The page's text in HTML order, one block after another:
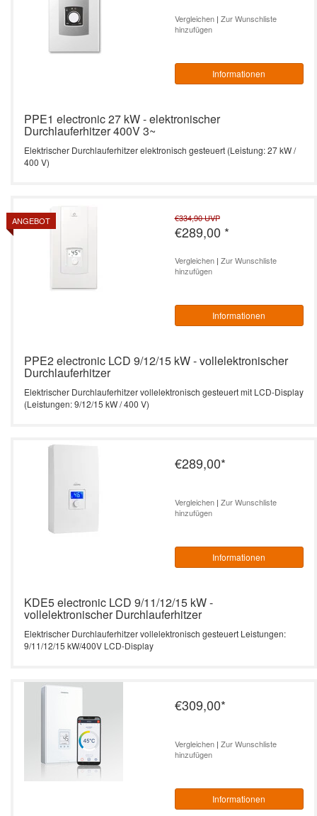
Vergleichen| Zur Wunschliste
hinzufügen
Informationen
PPE1 electronic 27 kW - elektronischer
Durchlauferhitzer 400V 3~
Elektrischer Durchlauferhitzer elektronisch gesteuert (Leistung: 27 kW /
400 V)
ANGEBOT €334,90UVP
€289,00 *
Vergleichen| Zur Wunschliste
hinzufügen
Informationen
PPE2 electronic LCD 9/12/15 kW - vollelektronischer
Durchlauferhitzer
Elektrischer Durchlauferhitzer vollelektronisch gesteuert mit LCD-Display
(Leistungen: 9/12/15 kW / 400 V)
€289,00*
Vergleichen| Zur Wunschliste
hinzufügen
Informationen
KDE5 electronic LCD 9/11/12/15 kW -
vollelektronischer Durchlauferhitzer
Elektrischer Durchlauferhitzer vollelektronisch gesteuert Leistungen:
9/11/12/15 kW/400V LCD-Display
€309,00*
Vergleichen| Zur Wunschliste
hinzufügen
Informationen